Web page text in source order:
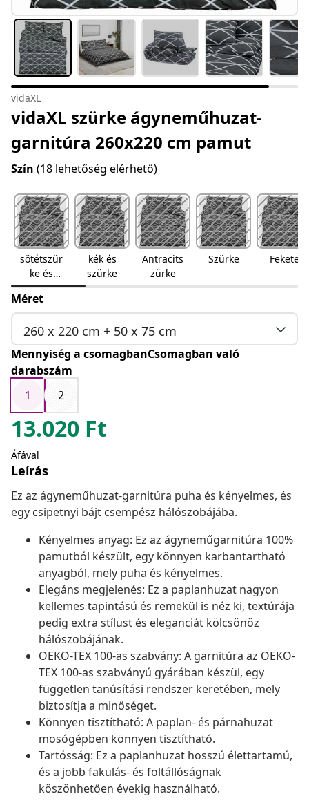
vidaXL
vidaXL szürke ágyneműhuzat-
garnitúra 260x220 cm pamut
Szín (18 lehetőség elérhető)
sötétszür
ke és
fehér
kék és
szürke
Antracits
zürke
Szürke Fekete
Méret
260 x 220 cm + 50 x 75 cm
Mennyiség a csomagbanCsomagban való
darabszám
1
2
13.020 Ft
Áfával
Leírás
Ez az ágyneműhuzat-garnitúra puha és kényelmes, és
egy csipetnyi bájt csempész hálószobájába.
Kényelmes anyag: Ez az ágyneműgarnitúra 100%
pamutból készült, egy könnyen karbantartható
anyagból, mely puha és kényelmes.
Elegáns megjelenés: Ez a paplanhuzat nagyon
kellemes tapintású és remekül is néz ki, textúrája
pedig extra stílust és eleganciát kölcsönöz
hálószobájának.
OEKO-TEX 100-as szabvány: A garnitúra az OEKO-
TEX 100-as szabványú gyárában készül, egy
független tanúsítási rendszer keretében, mely
biztosítja a minőséget.
Könnyen tisztítható: A paplan- és párnahuzat
mosógépben könnyen tisztítható.
Tartósság: Ez a paplanhuzat hosszú élettartamú,
és a jobb fakulás- és foltállóságnak
köszönhetően évekig használható.